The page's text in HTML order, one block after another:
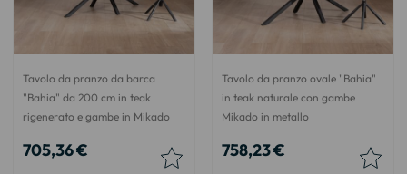
Tavolo da pranzo da barca
"Bahia" da 200 cm in teak
rigenerato e gambe in Mikado
705,36 €
Tavolo da pranzo ovale "Bahia"
in teak naturale con gambe
Mikado in metallo
758,23 €